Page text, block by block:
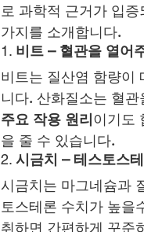
로 과학적 근거가 입
가지를 소개합니다.
1. 비트 – 혈관을 열어
비트는 질산염 함량이
니다. 산화질소는 혈
주요 작용 원리이기도
을 줄 수 있습니다.
2. 시금치 – 테스토스
시금치는 마그네슘과
토스테론 수치가 높을
취하면 간편하게 꾸준